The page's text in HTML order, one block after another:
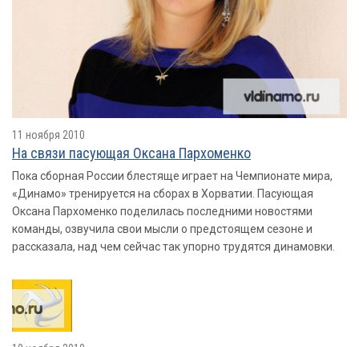
11 ноября 2010
На связи пасующая Оксана Пархоменко
Пока сборная России блестяще играет на Чемпионате мира,
«Динамо» тренируется на сборах в Хорватии. Пасующая
Оксана Пархоменко поделилась последними новостями
команды, озвучила свои мысли о предстоящем сезоне и
рассказала, над чем сейчас так упорно трудятся динамовки.